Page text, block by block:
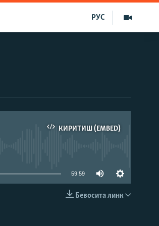
РУС
КИРИТИШ (EMBED)
59:59
Бевосита линк